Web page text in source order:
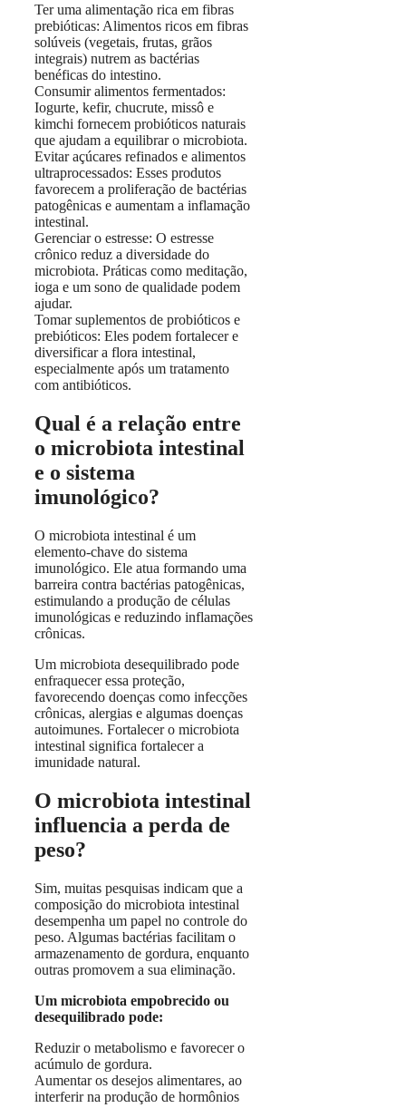
Ter uma alimentação rica em fibras
prebióticas: Alimentos ricos em fibras
solúveis (vegetais, frutas, grãos
integrais) nutrem as bactérias
benéficas do intestino.
Consumir alimentos fermentados:
Iogurte, kefir, chucrute, missô e
kimchi fornecem probióticos naturais
que ajudam a equilibrar o microbiota.
Evitar açúcares refinados e alimentos
ultraprocessados: Esses produtos
favorecem a proliferação de bactérias
patogênicas e aumentam a inflamação
intestinal.
Gerenciar o estresse: O estresse
crônico reduz a diversidade do
microbiota. Práticas como meditação,
ioga e um sono de qualidade podem
ajudar.
Tomar suplementos de probióticos e
prebióticos: Eles podem fortalecer e
diversificar a flora intestinal,
especialmente após um tratamento
com antibióticos.
Qual é a relação entre
o microbiota intestinal
e o sistema
imunológico?
O microbiota intestinal é um
elemento-chave do sistema
imunológico. Ele atua formando uma
barreira contra bactérias patogênicas,
estimulando a produção de células
imunológicas e reduzindo inflamações
crônicas.
Um microbiota desequilibrado pode
enfraquecer essa proteção,
favorecendo doenças como infecções
crônicas, alergias e algumas doenças
autoimunes. Fortalecer o microbiota
intestinal significa fortalecer a
imunidade natural.
O microbiota intestinal
influencia a perda de
peso?
Sim, muitas pesquisas indicam que a
composição do microbiota intestinal
desempenha um papel no controle do
peso. Algumas bactérias facilitam o
armazenamento de gordura, enquanto
outras promovem a sua eliminação.
Um microbiota empobrecido ou
desequilibrado pode:
Reduzir o metabolismo e favorecer o
acúmulo de gordura.
Aumentar os desejos alimentares, ao
interferir na produção de hormônios